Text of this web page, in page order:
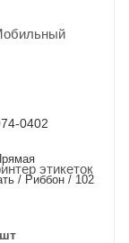
0402
/ Риббон / 102